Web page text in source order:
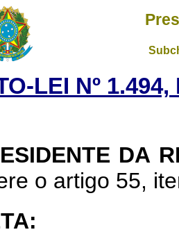
LEI Nº
DA
o artigo 55,
: